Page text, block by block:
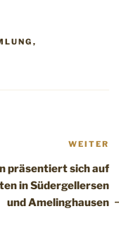
,
WEITER
präsentiert sich auf
in Südergellersen
und Amelinghausen